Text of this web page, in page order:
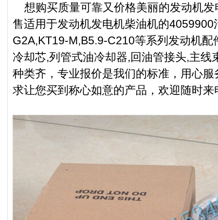
想购买质量可靠又价格美丽的发动机发
售适用于发动机发电机柴油机的4059900
G2A,KT19-M,B5.9-C210等系列发动机
冷却芯,列管式油冷却器,回油管接头,主线
种类齐，专业报价是我们的标准，用心
求让您买到称心如意的产品，欢迎随时来